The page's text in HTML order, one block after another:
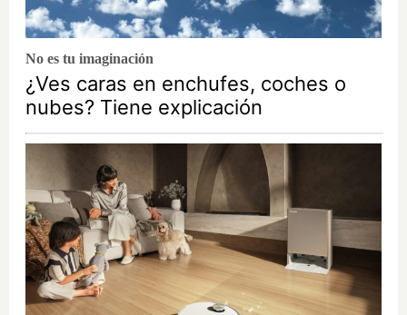
No es tu imaginación
¿Ves caras en enchufes, coches o
nubes? Tiene explicación